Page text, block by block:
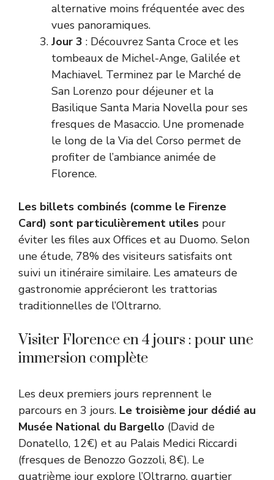
alternative moins fréquentée avec des
vues panoramiques.
Jour 3 : Découvrez Santa Croce et les
tombeaux de Michel-Ange, Galilée et
Machiavel. Terminez par le Marché de
San Lorenzo pour déjeuner et la
Basilique Santa Maria Novella pour ses
fresques de Masaccio. Une promenade
le long de la Via del Corso permet de
profiter de l’ambiance animée de
Florence.
Les billets combinés (comme le Firenze
Card) sont particulièrement utiles pour
éviter les files aux Offices et au Duomo. Selon
une étude, 78% des visiteurs satisfaits ont
suivi un itinéraire similaire. Les amateurs de
gastronomie apprécieront les trattorias
traditionnelles de l’Oltrarno.
Visiter Florence en 4 jours : pour une
immersion complète
Les deux premiers jours reprennent le
parcours en 3 jours. Le troisième jour dédié au
Musée National du Bargello (David de
Donatello, 12€) et au Palais Medici Riccardi
(fresques de Benozzo Gozzoli, 8€). Le
quatrième jour explore l’Oltrarno, quartier